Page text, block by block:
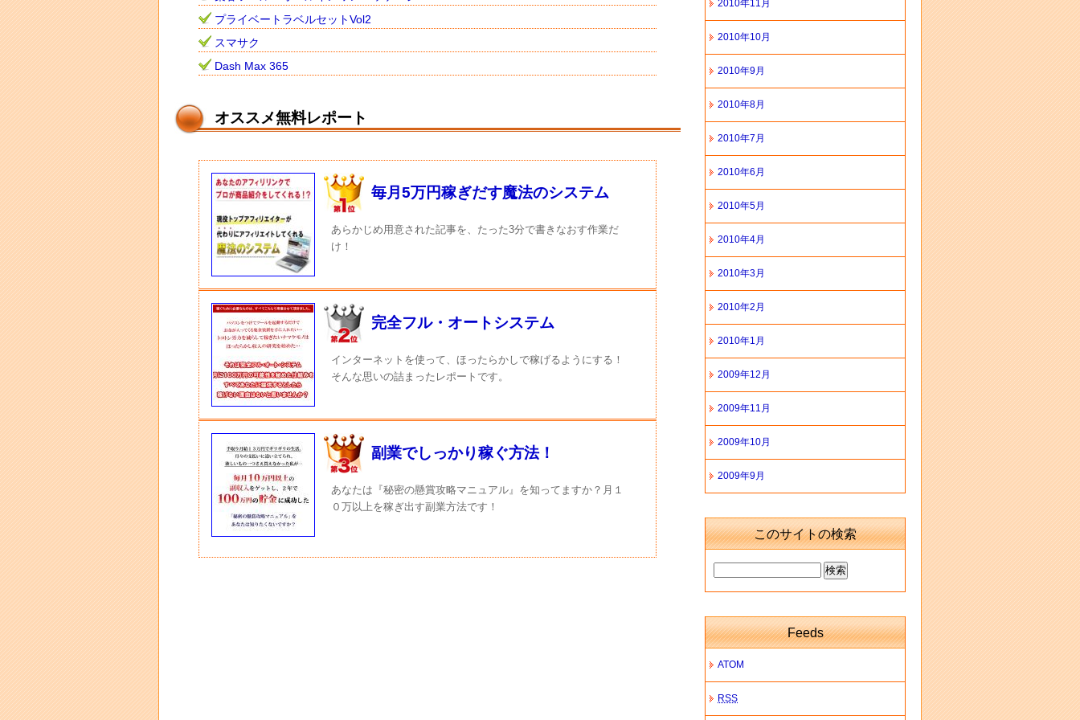
プライベートラベルセットVol2
スマサク
Dash Max 365
オススメ無料レポート
毎月5万円稼ぎだす魔法のシステム
あらかじめ用意された記事を、たった3分で書きなおす作業だ
け！
完全フル・オートシステム
インターネットを使って、ほったらかしで稼げるようにする！
そんな思いの詰まったレポートです。
副業でしっかり稼ぐ方法！
あなたは『秘密の懸賞攻略マニュアル』を知ってますか？月１
０万以上を稼ぎ出す副業方法です！
2010年11月
2010年10月
2010年9月
2010年8月
2010年7月
2010年6月
2010年5月
2010年4月
2010年3月
2010年2月
2010年1月
2009年12月
2009年11月
2009年10月
2009年9月
このサイトの検索
Feeds
ATOM
RSS